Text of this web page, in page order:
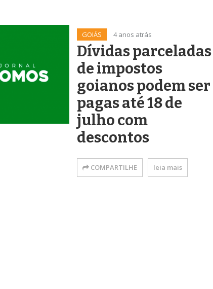
GOIÁS 4 anos atrás
Dívidas parceladas
de impostos
goianos podem ser
pagas até 18 de
julho com
descontos
COMPARTILHE leia mais